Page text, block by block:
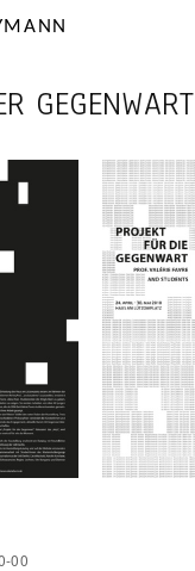
GEGENWART
00